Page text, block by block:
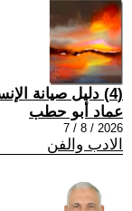
(4) دليل صيانة الإنسان المهمّش
عماد أبو حطب
2026 / 8 / 7
الادب والفن